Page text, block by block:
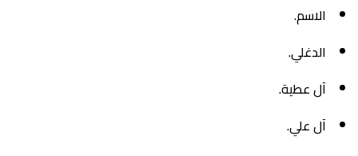
الاسم.
الدغلي.
آل عطية.
آل علي.